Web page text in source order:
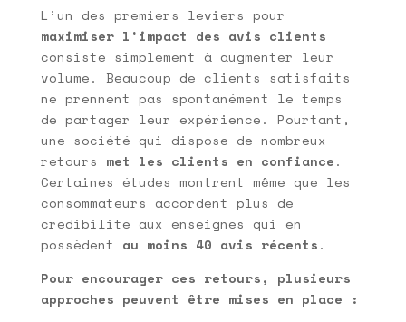
L’un des premiers leviers pour
maximiser l’impact des avis clients
consiste simplement à augmenter leur
volume. Beaucoup de clients satisfaits
ne prennent pas spontanément le temps
de partager leur expérience. Pourtant,
une société qui dispose de nombreux
retours met les clients en confiance.
Certaines études montrent même que les
consommateurs accordent plus de
crédibilité aux enseignes qui en
possèdent au moins 40 avis récents.
Pour encourager ces retours, plusieurs
approches peuvent être mises en place :